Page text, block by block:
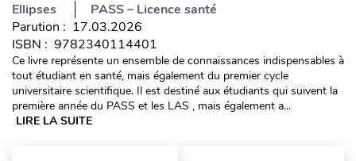
Ellipses
PASS – Licence santé
Parution : 17.03.2026
ISBN : 9782340114401
Ce livre représente un ensemble de connaissances indispensables à
tout étudiant en santé, mais également du premier cycle
universitaire scientifique. Il est destiné aux étudiants qui suivent la
première année du PASS et les LAS , mais également a...
LIRE LA SUITE